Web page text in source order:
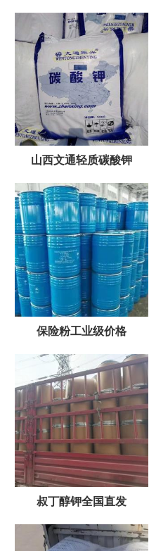
山西文通轻质碳酸钾
保险粉工业级价格
叔丁醇钾全国直发